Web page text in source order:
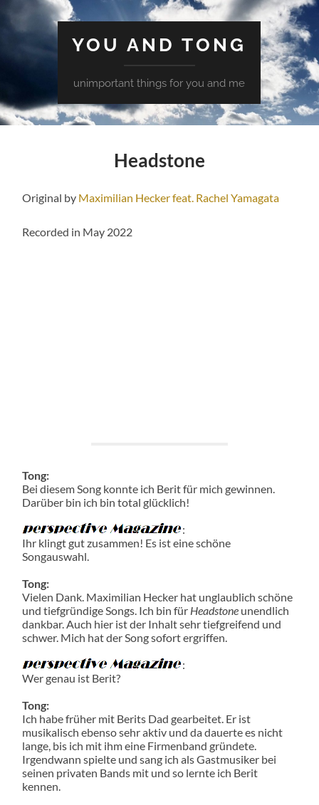
YOU AND TONG
unimportant things for you and me
Headstone
Original by Maximilian Hecker feat. Rachel Yamagata
Recorded in May 2022
Tong:
Bei diesem Song konnte ich Berit für mich gewinnen.
Darüber bin ich bin total glücklich!
:
Ihr klingt gut zusammen! Es ist eine schöne
Songauswahl.
Tong:
Vielen Dank. Maximilian Hecker hat unglaublich schöne
und tiefgründige Songs. Ich bin für Headstone unendlich
dankbar. Auch hier ist der Inhalt sehr tiefgreifend und
schwer. Mich hat der Song sofort ergriffen.
:
Wer genau ist Berit?
Tong:
Ich habe früher mit Berits Dad gearbeitet. Er ist
musikalisch ebenso sehr aktiv und da dauerte es nicht
lange, bis ich mit ihm eine Firmenband gründete.
Irgendwann spielte und sang ich als Gastmusiker bei
seinen privaten Bands mit und so lernte ich Berit
kennen.